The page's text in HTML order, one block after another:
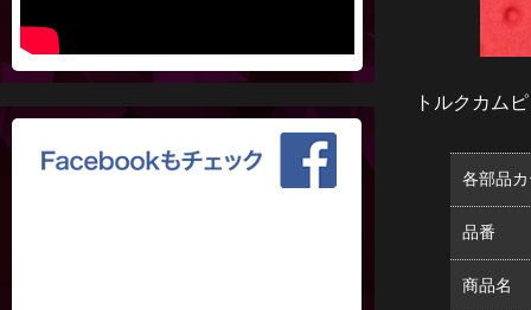
トルクカム
各部品
品番
商品名